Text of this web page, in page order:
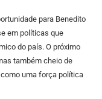
para Benedito
em políticas que
do país. O próximo
também cheio de
uma força política